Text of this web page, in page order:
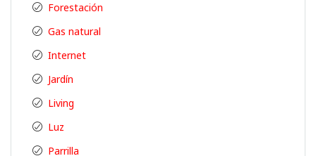
Forestación
Gas natural
Internet
Jardín
Living
Luz
Parrilla